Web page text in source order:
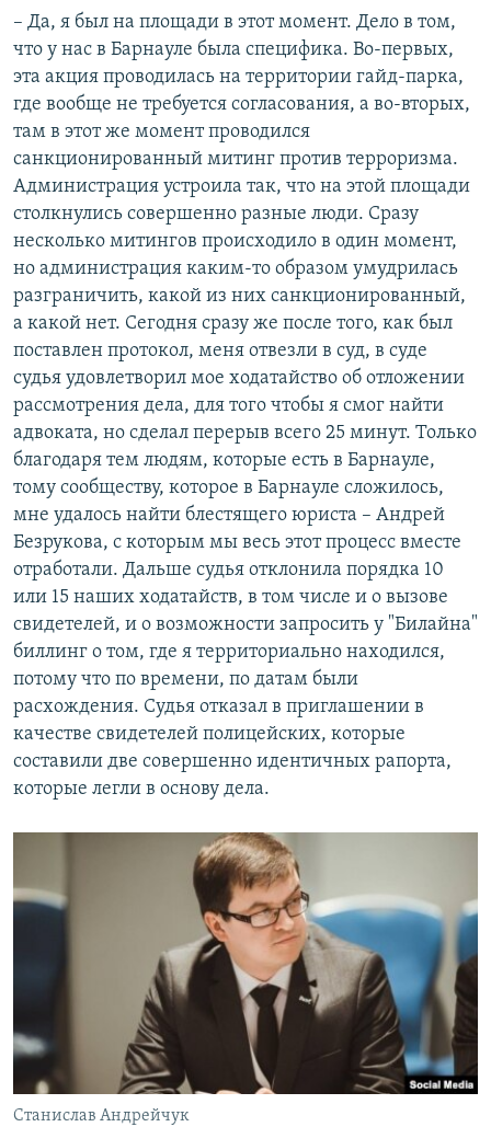
– Да, я был на площади в этот момент. Дело в том,
что у нас в Барнауле была специфика. Во-первых,
эта акция проводилась на территории гайд-парка,
где вообще не требуется согласования, а во-вторых,
там в этот же момент проводился
санкционированный митинг против терроризма.
Администрация устроила так, что на этой площади
столкнулись совершенно разные люди. Сразу
несколько митингов происходило в один момент,
но администрация каким-то образом умудрилась
разграничить, какой из них санкционированный,
а какой нет. Сегодня сразу же после того, как был
поставлен протокол, меня отвезли в суд, в суде
судья удовлетворил мое ходатайство об отложении
рассмотрения дела, для того чтобы я смог найти
адвоката, но сделал перерыв всего 25 минут. Только
благодаря тем людям, которые есть в Барнауле,
тому сообществу, которое в Барнауле сложилось,
мне удалось найти блестящего юриста – Андрей
Безрукова, с которым мы весь этот процесс вместе
отработали. Дальше судья отклонила порядка 10
или 15 наших ходатайств, в том числе и о вызове
свидетелей, и о возможности запросить у "Билайна"
биллинг о том, где я территориально находился,
потому что по времени, по датам были
расхождения. Судья отказал в приглашении в
качестве свидетелей полицейских, которые
составили две совершенно идентичных рапорта,
которые легли в основу дела.
Станислав Андрейчук